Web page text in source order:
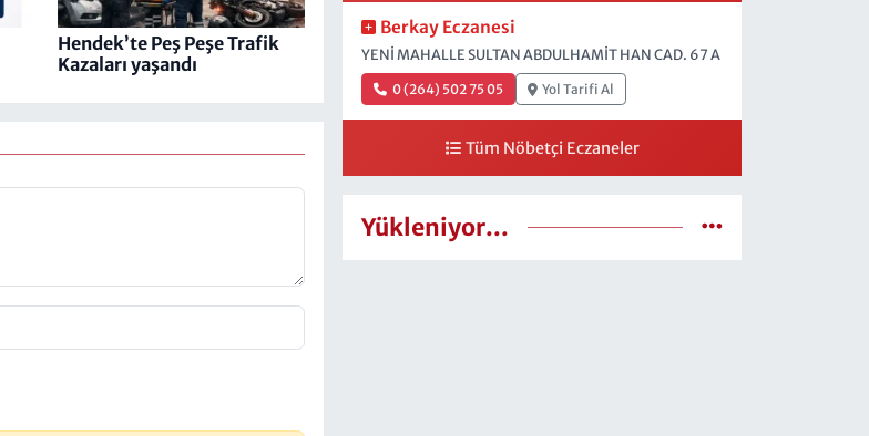
Hendek’te Peş Peşe Trafik
Kazaları yaşandı
Berkay Eczanesi
YENİ MAHALLE SULTAN ABDULHAMİT HAN CAD. 67 A
0 (264) 502 75 05 Yol Tarifi Al
Tüm Nöbetçi Eczaneler
Yükleniyor...